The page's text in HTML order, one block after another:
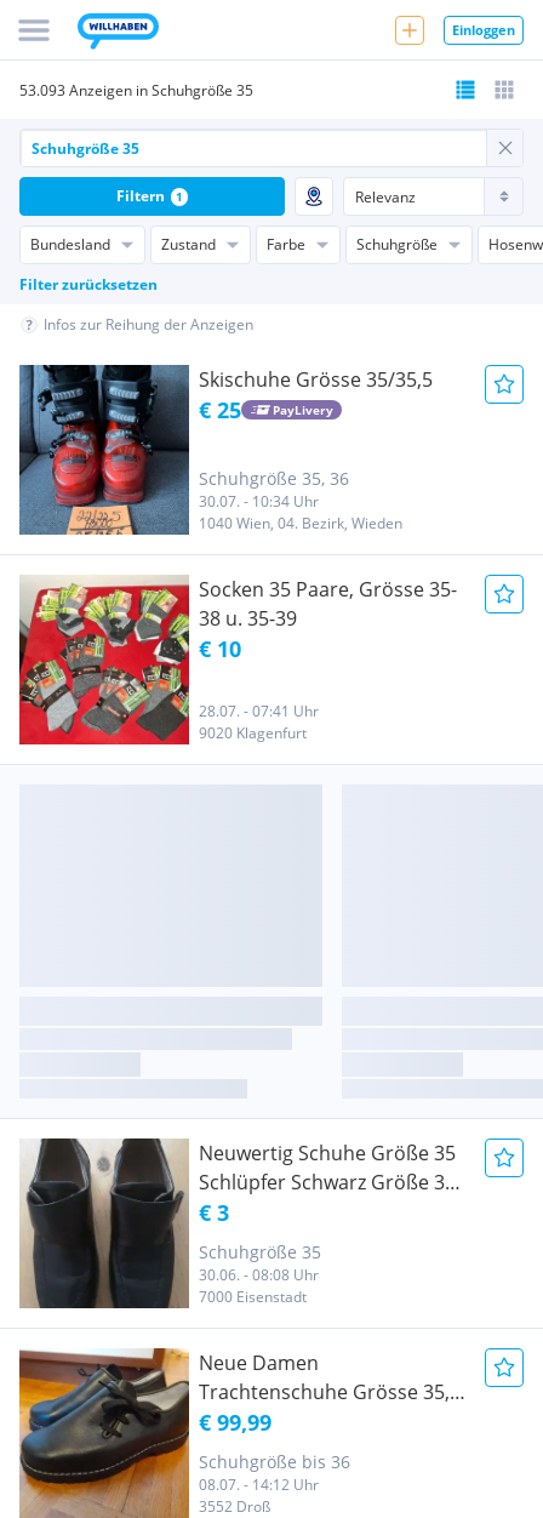
Einloggen
53.093 Anzeigen in Schuhgröße 35
Bundesland Zustand Farbe Schuhgröße
Filter zurücksetzen
Filtern 1
Infos zur Reihung der Anzeigen
Skischuhe Grösse 35/35,5
€ 25 PayLivery
Schuhgröße 35, 36
30.07. - 10:34 Uhr
1040 Wien, 04. Bezirk, Wieden
Socken 35 Paare, Grösse 35-
38 u. 35-39
€ 10
28.07. - 07:41 Uhr
9020 Klagenfurt
Neuwertig Schuhe Größe 35
Schlüpfer Schwarz Größe 35
für Buben
€ 3
Schuhgröße 35
30.06. - 08:08 Uhr
7000 Eisenstadt
Neue Damen
Trachtenschuhe Grösse 35,
Damen Trachten Schuhe in
Untergrösse / Größe 35
€ 99,99
Schuhgröße bis 36
08.07. - 14:12 Uhr
3552 Droß